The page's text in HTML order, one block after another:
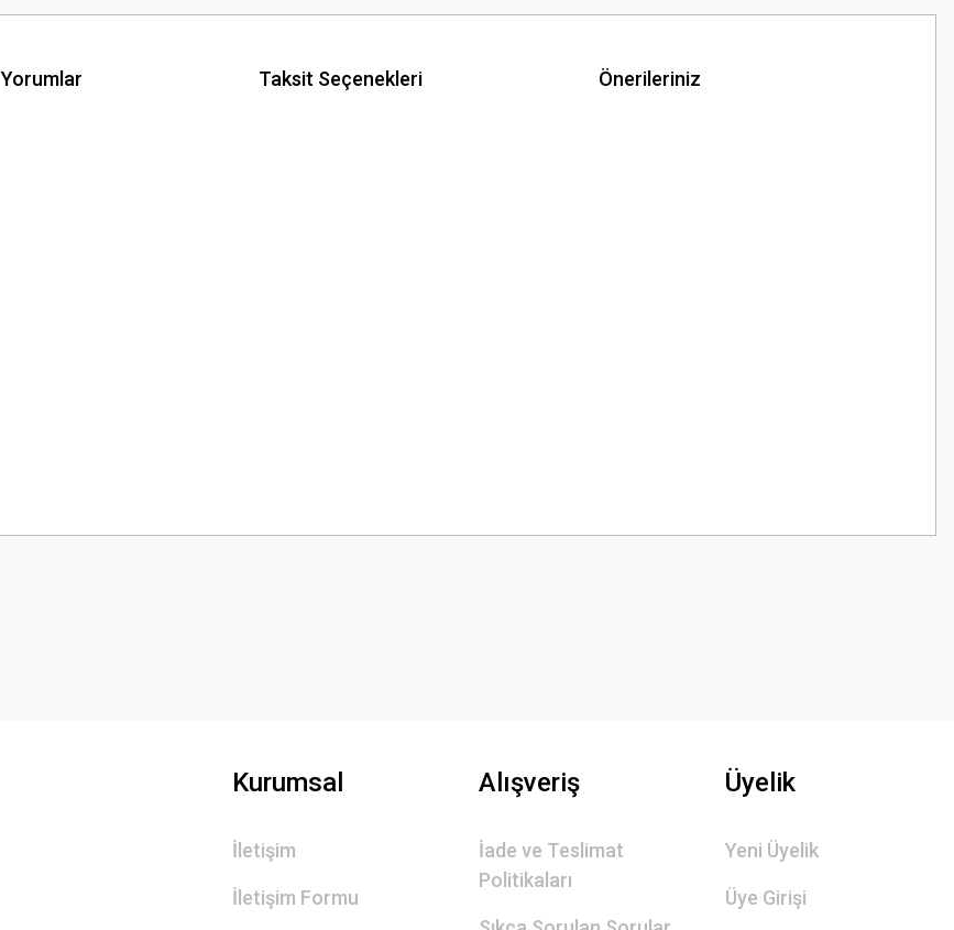
Yorumlar Taksit Seçenekleri Önerileriniz
Gönder
Kurumsal
İletişim
İletişim Formu
Alışveriş
İade ve Teslimat
Politikaları
Üyelik
Yeni Üyelik
Üye Girişi